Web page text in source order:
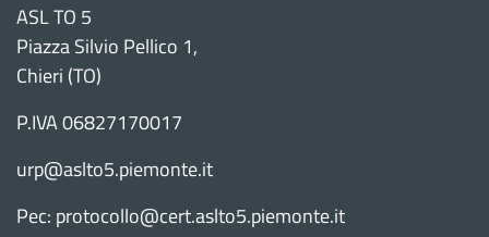
ASL TO 5
Piazza Silvio Pellico 1,
Chieri (TO)
P.IVA 06827170017
urp@aslto5.piemonte.it
Pec: protocollo@cert.aslto5.piemonte.it